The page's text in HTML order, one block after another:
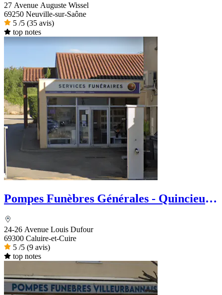
27 Avenue Auguste Wissel
69250 Neuville-sur-Saône
5 /5 (35 avis)
top notes
Pompes Funèbres Générales - Quincieu
24-26 Avenue Louis Dufour
69300 Caluire-et-Cuire
5 /5 (9 avis)
top notes